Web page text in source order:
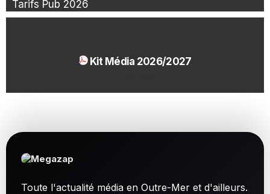
Tarifs Pub 2026
Kit Média 2026/2027
Toute l'actualité média en Outre-Mer et d'ailleurs.